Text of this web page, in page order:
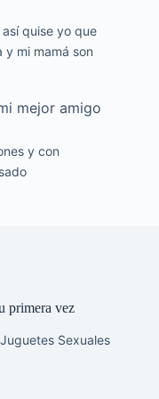
quise yo que
y mi mamá son
mejor amigo
y con
primera vez
Juguetes Sexuales